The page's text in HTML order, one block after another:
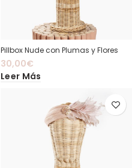
Pillbox Nude con Plumas y Flores
30,00€
Leer Más